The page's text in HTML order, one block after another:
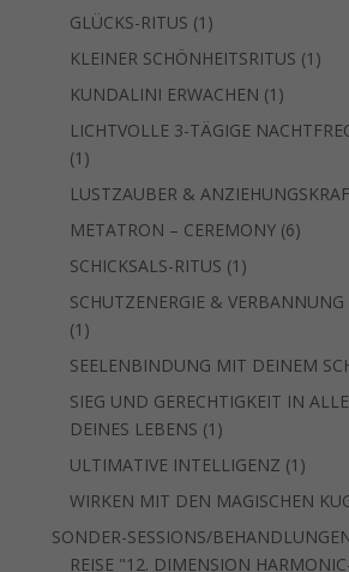
GLÜCKS-RITUS 1 1
Produkt
KLEINER SCHÖNHEITSRITUS 1 1
KUNDALINI ERWACHEN 1 1
Produkt
LICHTVOLLE 3-TÄGIGE
1 1
Produkt
LUSTZAUBER &
METATRON – CEREMONY 66
SCHICKSALS-RITUS 1 1
Produkt
SCHUTZENERGIE &
1 1
Produkt
SEELENBINDUNG MIT DEINEM
SIEG UND GERECHTIGKEIT IN
DEINES LEBENS 1 1
Produkt
ULTIMATIVE INTELLIGENZ 1 1
WIRKEN MIT DEN MAGISCHEN
SONDER-SESSIONS/
REISE "12. DIMENSION